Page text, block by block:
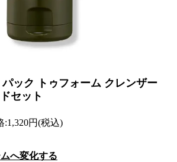
パック トゥフォーム クレンザー
セット
円(税込)
へ変化する